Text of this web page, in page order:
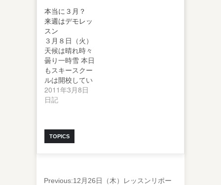
本当に３月？
来週はデモレッ
スン
３月８日（火）
天候は晴れ時々
曇り一時雪 本日
もスキースクー
ルは開校してい
ます。 当番から
の写真とレポ…
2011年3月8日
日記
TOPICS
Previous:12月26日（木）レッスンリポー